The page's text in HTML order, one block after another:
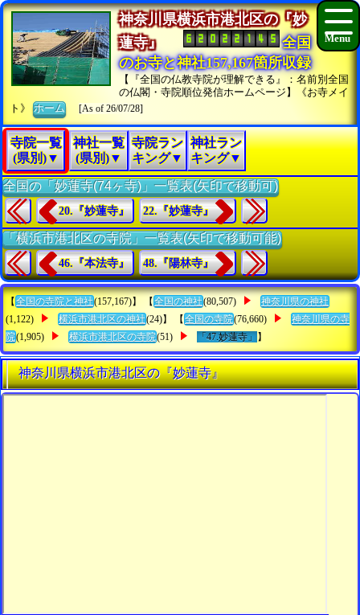
神奈川県横浜市港北区の『妙
蓮寺』
全国
のお寺と神社157,167箇所収録
【『全国の仏教寺院が理解できる』：名前別全国
の仏閣・寺院順位発信ホームページ】《お寺メイ
ト》ホーム [As of 26/07/28]
寺院一覧
(県別)▼
神社一覧
(県別)▼
寺院ラン
キング▼
神社ラン
キング▼
全国の「妙蓮寺(74ヶ寺)」一覧表(矢印で移動可)
20.『妙蓮寺』 22.『妙蓮寺』
「横浜市港北区の寺院」一覧表(矢印で移動可能)
46.『本法寺』 48.『陽林寺』
【 全国の寺院と神社(157,167)】 【 全国の神社(80,507)
神奈川県の神社
(1,122)
横浜市港北区の神社(24)】 【 全国の寺院(76,660)
神奈川県の寺
院(1,905) 横浜市港北区の寺院(51) 「47.妙蓮寺」 】
神奈川県横浜市港北区の『妙蓮寺』